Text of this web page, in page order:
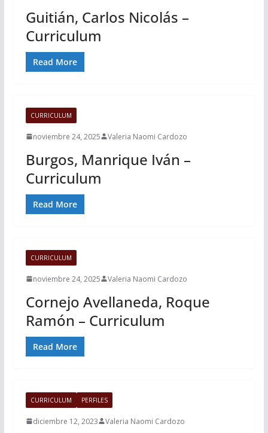
Guitián, Carlos Nicolás –
Curriculum
Read More
CURRICULUM
noviembre 24, 2025 Valeria Naomi Cardozo
Burgos, Manrique Iván –
Curriculum
Read More
CURRICULUM
noviembre 24, 2025 Valeria Naomi Cardozo
Cornejo Avellaneda, Roque
Ramón – Curriculum
Read More
CURRICULUM PERFILES
diciembre 12, 2023 Valeria Naomi Cardozo